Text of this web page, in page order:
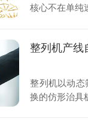
核心不在单纯
整列机以动态
换的仿形治具